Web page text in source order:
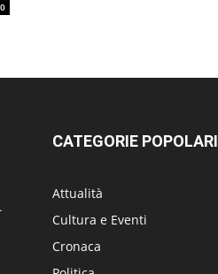
0
CATEGORIE POPOLARI
Attualità
Cultura e Eventi
Cronaca